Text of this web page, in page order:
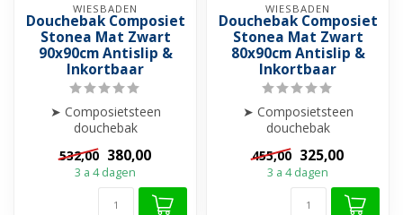
WIESBADEN
Douchebak Composiet
Stonea Mat Zwart
90x90cm Antislip &
Inkortbaar
➤ Composietsteen
douchebak
➤ Krasvrij & Stootbestendig
➤ Inkortba...
532,00 380,00
3 a 4 dagen
WIESBADEN
Douchebak Composiet
Stonea Mat Zwart
80x90cm Antislip &
Inkortbaar
➤ Composietsteen
douchebak
➤ Krasvrij & Stootbestendig
➤ Inkortba...
455,00 325,00
3 a 4 dagen